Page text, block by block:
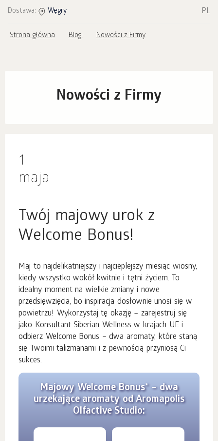
Dostawa: Węgry PL
Strona główna Blogi Nowości z Firmy
Nowości z Firmy
1
maja
Twój majowy urok z
Welcome Bonus!
Maj to najdelikatniejszy i najcieplejszy miesiąc wiosny,
kiedy wszystko wokół kwitnie i tętni życiem. To
idealny moment na wielkie zmiany i nowe
przedsięwzięcia, bo inspiracja dosłownie unosi się w
powietrzu! Wykorzystaj tę okazję – zarejestruj się
jako Konsultant Siberian Wellness w krajach UE i
odbierz Welcome Bonus – dwa aromaty, które staną
się Twoimi talizmanami i z pewnością przyniosą Ci
sukces.
Majowy Welcome Bonus* – dwa
urzekające aromaty od Aromapolis
Olfactive Studio: